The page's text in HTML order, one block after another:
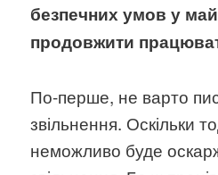
безпечних умов у
продовжити
По-перше, не варто
звільнення. Оскільки
неможливо буде